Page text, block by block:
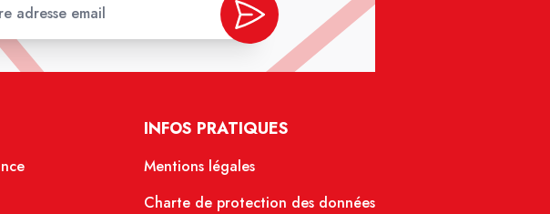
INFOS PRATIQUES
Mentions légales
Charte de protection des données